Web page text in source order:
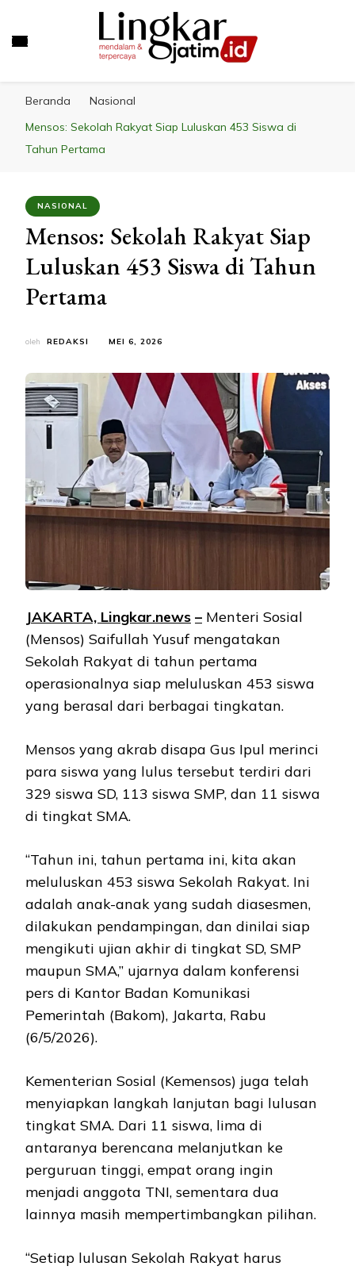
Beranda
Nasional
Mensos: Sekolah Rakyat Siap Luluskan 453 Siswa di
Tahun Pertama
NASIONAL
Mensos: Sekolah Rakyat Siap
Luluskan 453 Siswa di Tahun
Pertama
oleh REDAKSI MEI 6, 2026
JAKARTA, Lingkar.news – Menteri Sosial
(Mensos) Saifullah Yusuf mengatakan
Sekolah Rakyat di tahun pertama
operasionalnya siap meluluskan 453 siswa
yang berasal dari berbagai tingkatan.
Mensos yang akrab disapa Gus Ipul merinci
para siswa yang lulus tersebut terdiri dari
329 siswa SD, 113 siswa SMP, dan 11 siswa
di tingkat SMA.
“Tahun ini, tahun pertama ini, kita akan
meluluskan 453 siswa Sekolah Rakyat. Ini
adalah anak-anak yang sudah diasesmen,
dilakukan pendampingan, dan dinilai siap
mengikuti ujian akhir di tingkat SD, SMP
maupun SMA,” ujarnya dalam konferensi
pers di Kantor Badan Komunikasi
Pemerintah (Bakom), Jakarta, Rabu
(6/5/2026).
Kementerian Sosial (Kemensos) juga telah
menyiapkan langkah lanjutan bagi lulusan
tingkat SMA. Dari 11 siswa, lima di
antaranya berencana melanjutkan ke
perguruan tinggi, empat orang ingin
menjadi anggota TNI, sementara dua
lainnya masih mempertimbangkan pilihan.
“Setiap lulusan Sekolah Rakyat harus